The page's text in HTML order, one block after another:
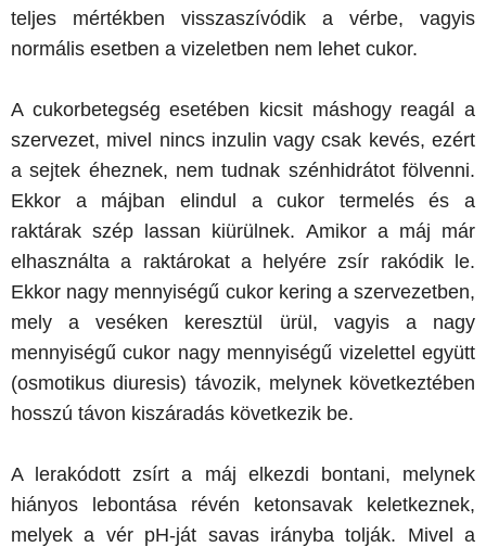
teljes mértékben visszaszívódik a vérbe, vagyis
normális esetben a vizeletben nem lehet cukor.
A cukorbetegség esetében kicsit máshogy reagál a
szervezet, mivel nincs inzulin vagy csak kevés, ezért
a sejtek éheznek, nem tudnak szénhidrátot fölvenni.
Ekkor a májban elindul a cukor termelés és a
raktárak szép lassan kiürülnek. Amikor a máj már
elhasználta a raktárokat a helyére zsír rakódik le.
Ekkor nagy mennyiségű cukor kering a szervezetben,
mely a veséken keresztül ürül, vagyis a nagy
mennyiségű cukor nagy mennyiségű vizelettel együtt
(osmotikus diuresis) távozik, melynek következtében
hosszú távon kiszáradás következik be.
A lerakódott zsírt a máj elkezdi bontani, melynek
hiányos lebontása révén ketonsavak keletkeznek,
melyek a vér pH-ját savas irányba tolják. Mivel a